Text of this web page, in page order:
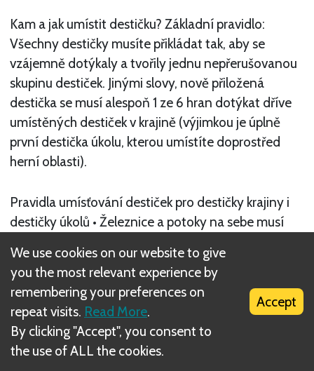
Kam a jak umístit destičku? Základní pravidlo:
Všechny destičky musíte přikládat tak, aby se
vzájemně dotýkaly a tvořily jednu nepřerušovanou
skupinu destiček. Jinými slovy, nově přiložená
destička se musí alespoň 1 ze 6 hran dotýkat dříve
umístěných destiček v krajině (výjimkou je úplně
první destička úkolu, kterou umístíte doprostřed
herní oblasti).
Pravidla umísťování destiček pro destičky krajiny i
destičky úkolů • Železnice a potoky na sebe musí
pouze jiných hran s železnicí. Hrany s potokem se
smí dotýkat pouze jiných hran s potokem. Nesmíte
například přiložit hranu s potokem tak, aby se
dotýkala hrany bez potoka. Ovšem pozor:
Samozřejmě smíte destičku s potokem či železnicí
přiložit tak, že se dané hrany nebudou dotýkat
We use cookies on our website to give
you the most relevant experience by
remembering your preferences on
repeat visits. Read More.
By clicking "Accept", you consent to
the use of ALL the cookies.
Accept